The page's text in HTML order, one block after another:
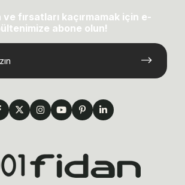
fırsatları kaçırmamak için e-
abone olun!